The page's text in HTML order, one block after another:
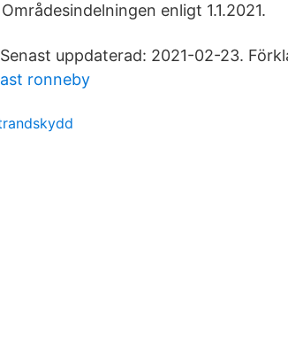
Områdesindelningen enligt 1.1.2021.
uppdaterad: 2021-02-23.
ronneby